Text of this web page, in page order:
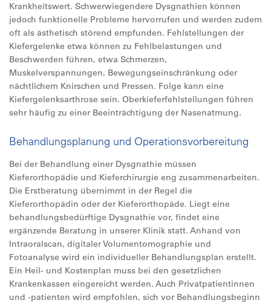
Krankheitswert. Schwerwiegendere Dysgnathien können
jedoch funktionelle Probleme hervorrufen und werden zudem
oft als ästhetisch störend empfunden. Fehlstellungen der
Kiefergelenke etwa können zu Fehlbelastungen und
Beschwerden führen, etwa Schmerzen,
Muskelverspannungen, Bewegungseinschränkung oder
nächtlichem Knirschen und Pressen. Folge kann eine
Kiefergelenksarthrose sein. Oberkieferfehlstellungen führen
sehr häufig zu einer Beeinträchtigung der Nasenatmung.
Behandlungsplanung und Operationsvorbereitung
Bei der Behandlung einer Dysgnathie müssen
Kieferorthopädie und Kieferchirurgie eng zusammenarbeiten.
Die Erstberatung übernimmt in der Regel die
Kieferorthopädin oder der Kieferorthopäde. Liegt eine
behandlungsbedürftige Dysgnathie vor, findet eine
ergänzende Beratung in unserer Klinik statt. Anhand von
Intraoralscan, digitaler Volumentomographie und
Fotoanalyse wird ein individueller Behandlungsplan erstellt.
Ein Heil- und Kostenplan muss bei den gesetzlichen
Krankenkassen eingereicht werden. Auch Privatpatientinnen
und -patienten wird empfohlen, sich vor Behandlungsbeginn